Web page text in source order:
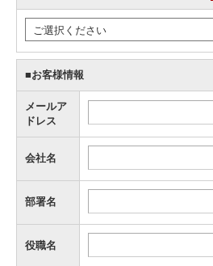
■お客様情報
メールア
ドレス
会社名
部署名
役職名